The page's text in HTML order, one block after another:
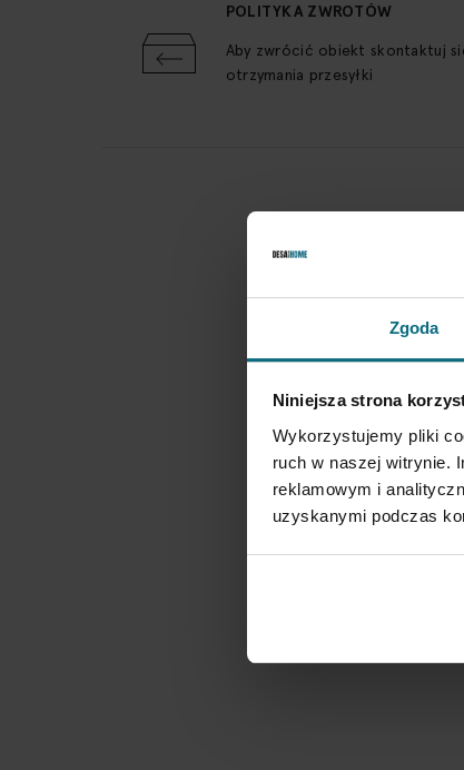
Zgoda
Niniejsza strona
Wykorzystujemy pliki
ruch w naszej witrynie.
reklamowym i
uzyskanymi podczas
POLITYKA ZWROTÓW
Aby zwrócić obiekt skontaktuj
otrzymania przesyłki